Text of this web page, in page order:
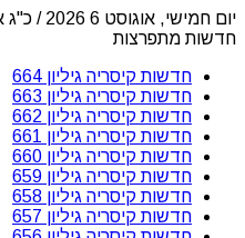
יום חמישי, אוגוסט 6 2026 / כ"ג אב התשפ"ו
חדשות מתפרצות
חדשות קיסריה גיליון 664
חדשות קיסריה גיליון 663
חדשות קיסריה גיליון 662
חדשות קיסריה גיליון 661
חדשות קיסריה גיליון 660
חדשות קיסריה גיליון 659
חדשות קיסריה גיליון 658
חדשות קיסריה גיליון 657